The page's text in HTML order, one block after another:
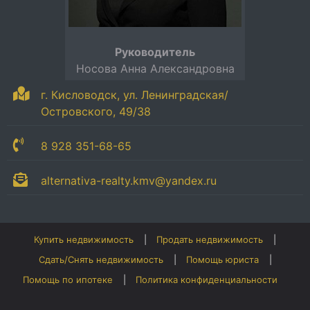
г. Кисловодск, ул. Ленинградская/
Островского, 49/38
8 928 351-68-65
alternativa-realty.kmv@yandex.ru
Руководитель
Носова Анна Александровна
Купить недвижимость
Продать недвижимость
Сдать/Снять недвижимость
Помощь юриста
Помощь по ипотеке
Политика конфиденциальности